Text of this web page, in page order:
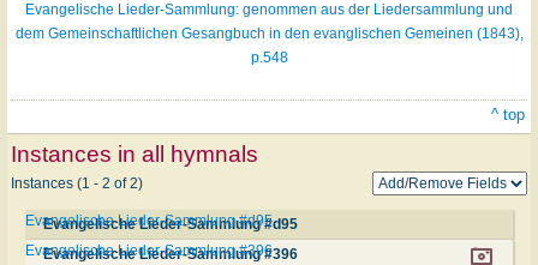
Evangelische Lieder-Sammlung: genommen aus der Liedersammlung und
dem Gemeinschaftlichen Gesangbuch in den evanglischen Gemeinen (1843),
p.548
^ top
Instances in all hymnals
Instances (1 - 2 of 2)
Evangelische Lieder-Sammlung #d95
Evangelische Lieder-Sammlung #d95
Evangelische Lieder-Sammlung #396
Evangelische Lieder-Sammlung #396